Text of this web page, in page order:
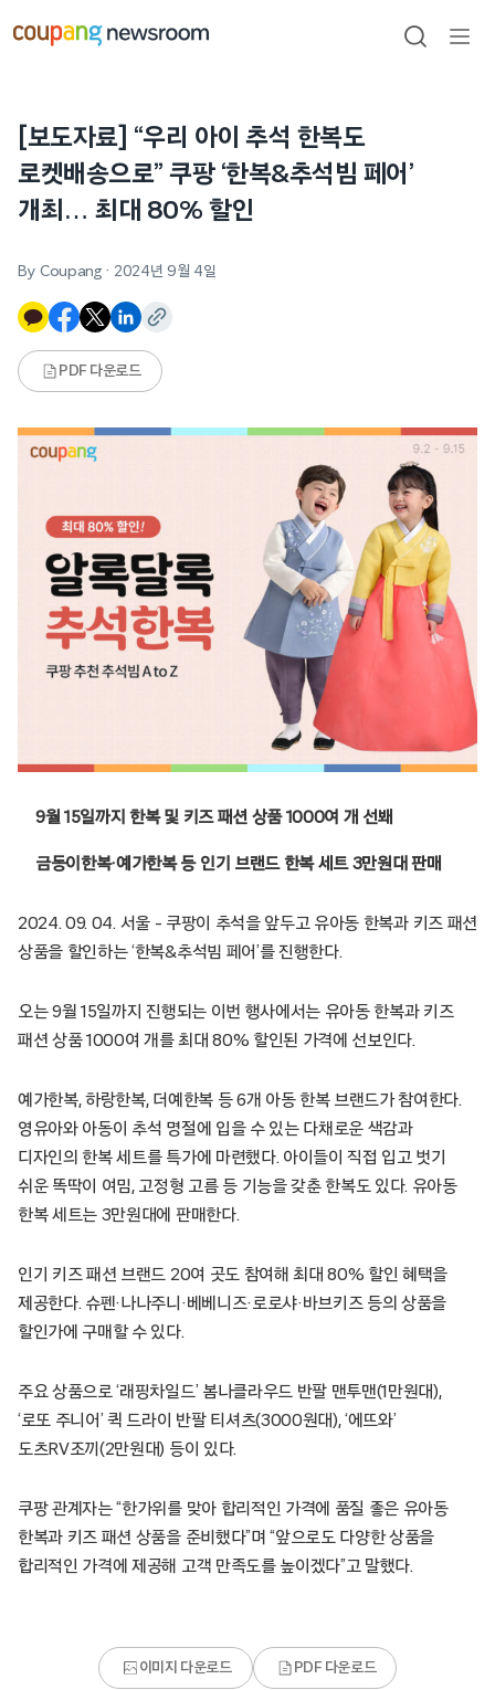
건너뛰기
검색
[보도자료] “우리 아이 추석 한복도
로켓배송으로” 쿠팡 ‘한복&추석빔 페어’
개최… 최대 80% 할인
By Coupang · 2024년 9월 4일
PDF 다운로드
9월 15일까지 한복 및 키즈 패션 상품 1000여 개 선봬
금동이한복·예가한복 등 인기 브랜드 한복 세트 3만원대 판매
2024. 09. 04. 서울 – 쿠팡이 추석을 앞두고 유아동 한복과 키즈 패션
상품을 할인하는 ‘한복&추석빔 페어’를 진행한다.
오는 9월 15일까지 진행되는 이번 행사에서는 유아동 한복과 키즈
패션 상품 1000여 개를 최대 80% 할인된 가격에 선보인다.
예가한복, 하랑한복, 더예한복 등 6개 아동 한복 브랜드가 참여한다.
영유아와 아동이 추석 명절에 입을 수 있는 다채로운 색감과
디자인의 한복 세트를 특가에 마련했다. 아이들이 직접 입고 벗기
쉬운 똑딱이 여밈, 고정형 고름 등 기능을 갖춘 한복도 있다. 유아동
한복 세트는 3만원대에 판매한다.
인기 키즈 패션 브랜드 20여 곳도 참여해 최대 80% 할인 혜택을
제공한다. 슈펜·나나주니·베베니즈·로로샤·바브키즈 등의 상품을
할인가에 구매할 수 있다.
주요 상품으로 ‘래핑차일드’ 봄나클라우드 반팔 맨투맨(1만원대),
‘로또 주니어’ 퀵 드라이 반팔 티셔츠(3000원대), ‘에뜨와’
도츠RV조끼(2만원대) 등이 있다.
쿠팡 관계자는 “한가위를 맞아 합리적인 가격에 품질 좋은 유아동
한복과 키즈 패션 상품을 준비했다”며 “앞으로도 다양한 상품을
합리적인 가격에 제공해 고객 만족도를 높이겠다”고 말했다.
이미지 다운로드 PDF 다운로드